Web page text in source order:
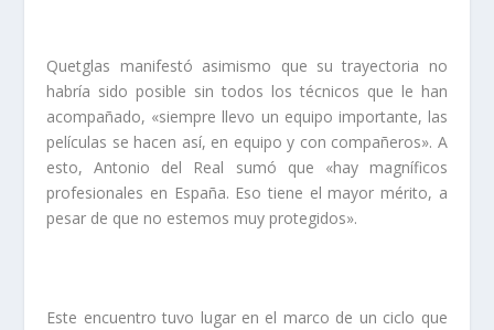
Quetglas manifestó asimismo que su trayectoria no
habría sido posible sin todos los técnicos que le han
acompañado, «siempre llevo un equipo importante, las
películas se hacen así, en equipo y con compañeros». A
esto, Antonio del Real sumó que «hay magníficos
profesionales en España. Eso tiene el mayor mérito, a
pesar de que no estemos muy protegidos».
Este encuentro tuvo lugar en el marco de un ciclo que